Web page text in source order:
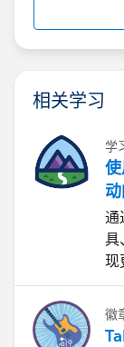
相关学习
学
通
具
现
徽